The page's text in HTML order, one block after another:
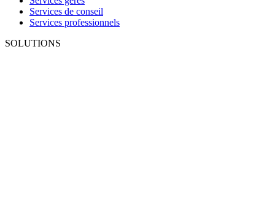
Services de conseil
Services professionnels
SOLUTIONS